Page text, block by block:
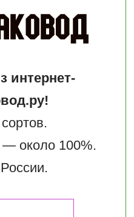
интернет-
— около 100%.